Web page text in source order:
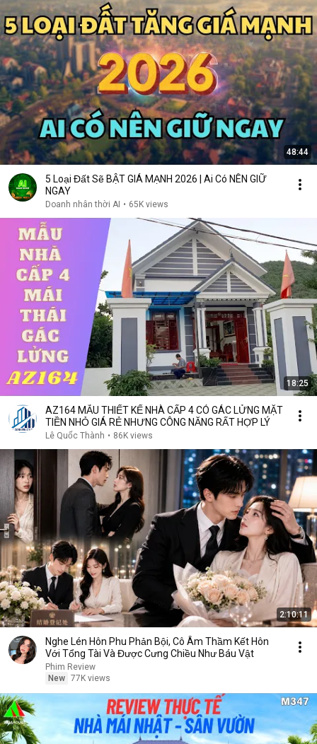
48:44
5 Loại Đất Sẽ BẬT GIÁ MẠNH 2026 | Ai Có NÊN GIỮ
NGAY
Doanh nhân thời AI • 65K views
18:25
AZ164 MẪU THIẾT KẾ NHÀ CẤP 4 CÓ GÁC LỬNG MẶT
TIỀN NHỎ GIÁ RẺ NHƯNG CÔNG NĂNG RẤT HỢP LÝ
Lê Quốc Thành • 86K views
2:10:11
Nghe Lén Hôn Phu Phản Bội, Cô Âm Thầm Kết Hôn
Với Tổng Tài Và Được Cưng Chiều Như Báu Vật
Phim Review
New 77K views